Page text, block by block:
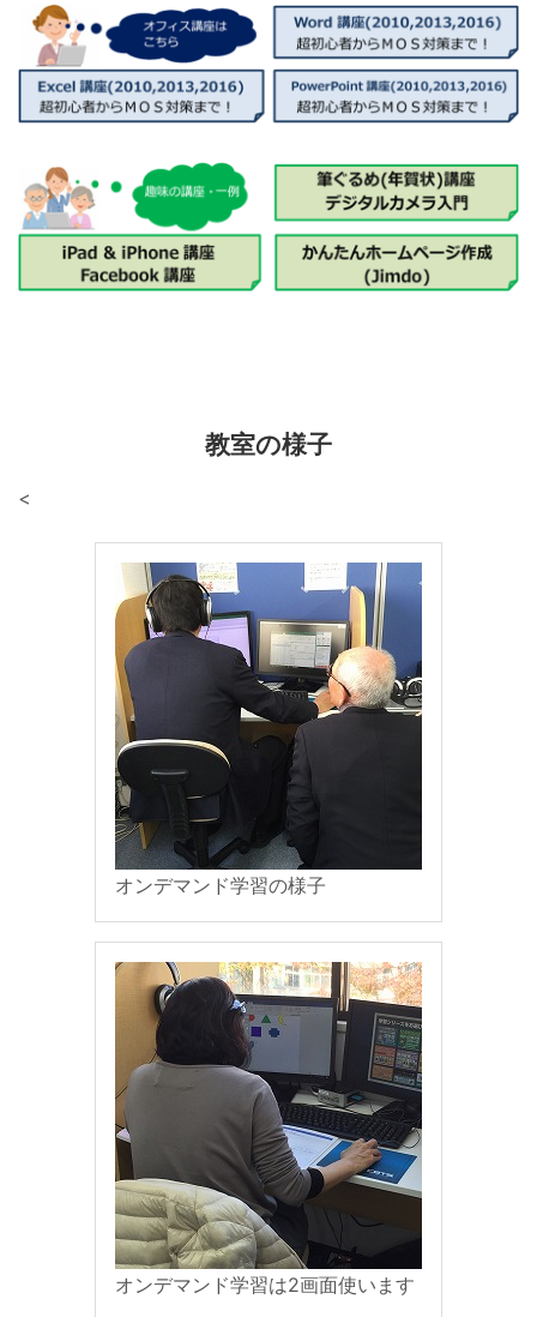
教室の様子
<
オンデマンド学習の様子
オンデマンド学習は2画面使います